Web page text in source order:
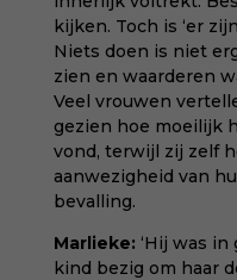
kijken. Toch is ‘er
Niets doen is niet
zien en waarderen
Veel vrouwen
gezien hoe moeilijk
vond, terwijl zij zelf
aanwezigheid van
bevalling.
Marlieke: ‘Hij was
kind bezig om haar